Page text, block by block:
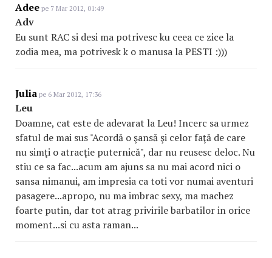
Adee pe 7 Mar 2012, 01:49
Adv
Eu sunt RAC si desi ma potrivesc ku ceea ce zice la
zodia mea, ma potrivesk k o manusa la PESTI :)))
Julia pe 6 Mar 2012, 17:36
Leu
Doamne, cat este de adevarat la Leu! Incerc sa urmez
sfatul de mai sus "Acordă o şansă şi celor faţă de care
nu simţi o atracţie puternică", dar nu reusesc deloc. Nu
stiu ce sa fac...acum am ajuns sa nu mai acord nici o
sansa nimanui, am impresia ca toti vor numai aventuri
pasagere...apropo, nu ma imbrac sexy, ma machez
foarte putin, dar tot atrag privirile barbatilor in orice
moment...si cu asta raman...